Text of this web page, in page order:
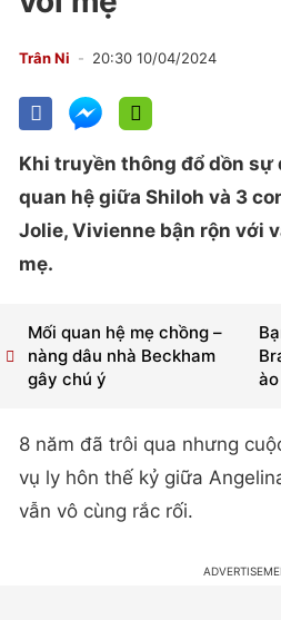
Trân Ni 20:30 10/04/2024
Khi truyền thông đổ dồn sự
quan hệ giữa Shiloh và 3
Jolie, Vivienne bận rộn với
mẹ.
Mối quan hệ mẹ chồng –
nàng dâu nhà Beckham
gây chú ý
8 năm đã trôi qua nhưng
vụ ly hôn thế kỷ giữa
vẫn vô cùng rắc rối.